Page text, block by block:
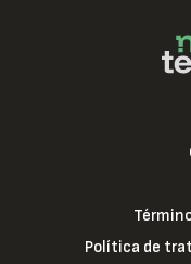
Política de